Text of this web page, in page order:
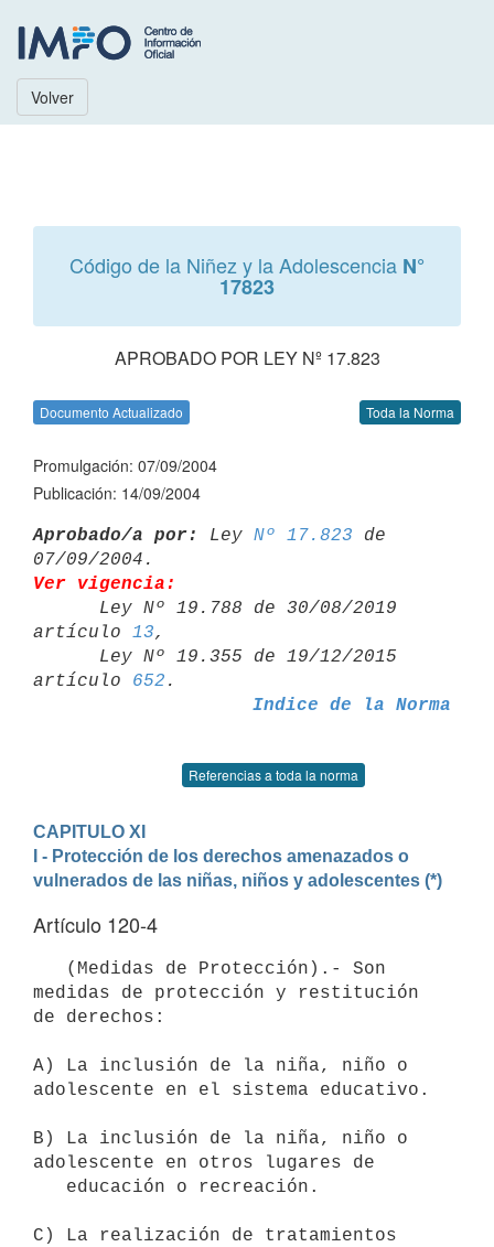
Volver
Código de la Niñez y la Adolescencia N°
17823
APROBADO POR LEY Nº 17.823
Documento Actualizado Toda la Norma
Promulgación: 07/09/2004
Publicación: 14/09/2004
Aprobado/a por: Ley Nº 17.823 de
Ver vigencia:
artículo 13,
artículo 652
Indice de la Norma
Referencias a toda la norma
CAPITULO XI
I - Protección de los derechos amenazados o
vulnerados de las niñas, niños y adolescentes (*)
Artículo 120-4
medidas de protección y restitución
de derechos:
A) La inclusión de la niña, niño o
adolescente en el sistema educativo.
B) La inclusión de la niña, niño o
adolescente en otros lugares de
C) La realización de tratamientos